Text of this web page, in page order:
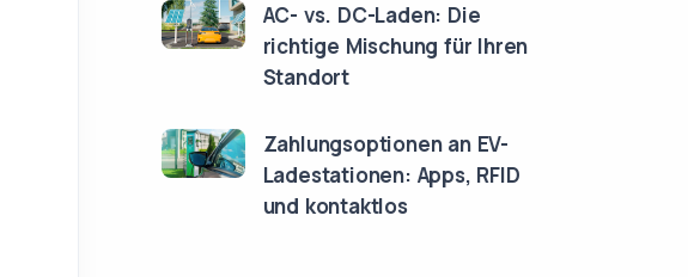
AC- vs. DC-Laden: Die
richtige Mischung für Ihren
Standort
Zahlungsoptionen an EV-
Ladestationen: Apps, RFID
und kontaktlos